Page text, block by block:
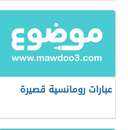
عبارات رومانسية قصيرة